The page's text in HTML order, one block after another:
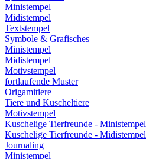
Ministempel
Midistempel
Textstempel
Symbole & Grafisches
Ministempel
Midistempel
Motivstempel
fortlaufende Muster
Origamitiere
Tiere und Kuscheltiere
Motivstempel
Kuschelige Tierfreunde - Ministempel
Kuschelige Tierfreunde - Midistempel
Journaling
Ministempel